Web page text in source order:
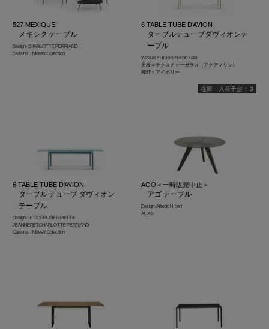
527 MEXIQUE
メキシク テーブル
Design : CHARLOTTE PERRIAND
Cassina | I Maestri Collection
6 TABLE TUBE D’AVION
ターブルテューブダヴィオンテ
ーブル
W2200 × D1000 × H690?740
天板＝テクスチャーガラス（アクアマリン）
脚部＝アイボリー
3
6 TABLE TUBE D’AVION
ターブル テューブ ダヴィオン
テーブル
Design : LE CORBUSIER,PIERRE
JEANNERET,CHARLOTTE PERRIAND
Cassina | I Maestri Collection
AGO＜一時販売中止＞
アゴ テーブル
Design : Alfredo H_berli
ALIAS